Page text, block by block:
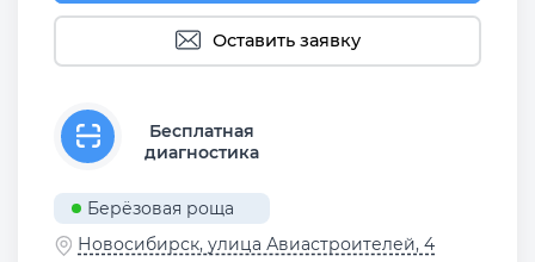
Оставить заявку
Бесплатная
диагностика
Берёзовая роща
Новосибирск, улица Авиастроителей, 4